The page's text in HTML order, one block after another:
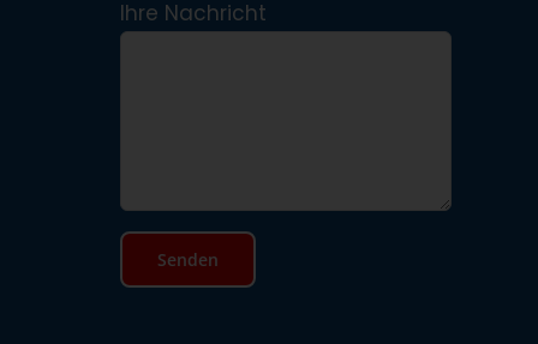
Ihre Nachricht